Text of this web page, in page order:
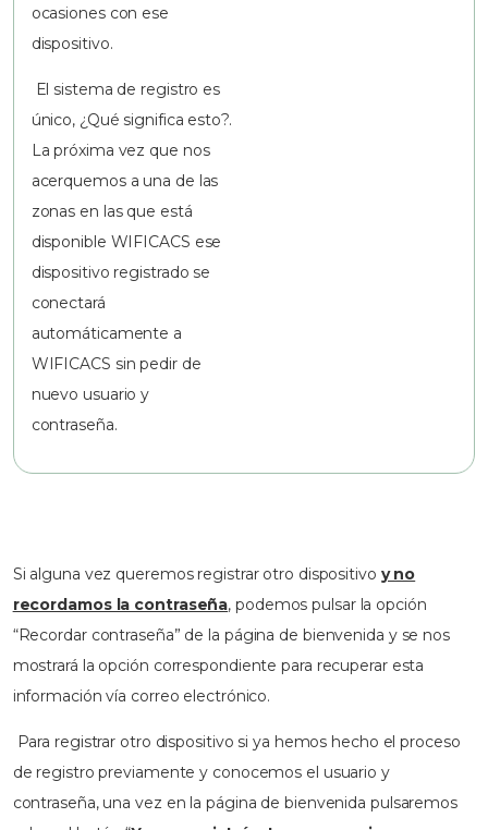
ocasiones con ese
dispositivo.
El sistema de registro es
único, ¿Qué significa esto?.
La próxima vez que nos
acerquemos a una de las
zonas en las que está
disponible WIFICACS ese
dispositivo registrado se
conectará
automáticamente a
WIFICACS sin pedir de
nuevo usuario y
contraseña.
Si alguna vez queremos registrar otro dispositivo y no
recordamos la contraseña, podemos pulsar la opción
“Recordar contraseña” de la página de bienvenida y se nos
mostrará la opción correspondiente para recuperar esta
información vía correo electrónico.
Para registrar otro dispositivo si ya hemos hecho el proceso
de registro previamente y conocemos el usuario y
contraseña, una vez en la página de bienvenida pulsaremos